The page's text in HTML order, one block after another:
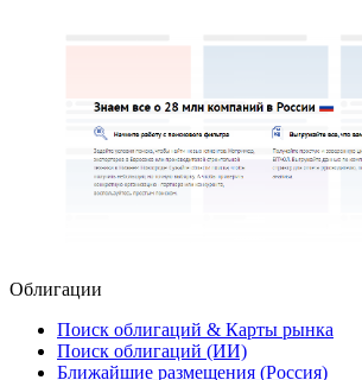
Облигации
Поиск облигаций & Карты рынка
Поиск облигаций (ИИ)
Ближайшие размещения (Россия)